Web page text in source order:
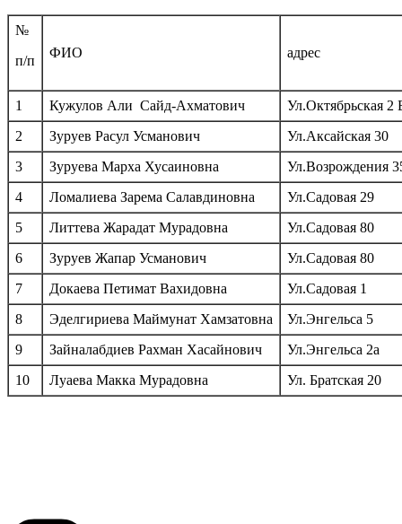
№
п/п
ФИО адрес
1 Кужулов Али Сайд-Ахматович
Ул.Октябрьская 2
2
Зуруев Расул Усманович
Ул.Аксайская 30
3
Зуруева Марха Хусаиновна
Ул.Возрождения
4
Ломалиева Зарема Салавдиновна
Ул.Садовая 29
5
Литтева Жарадат Мурадовна
Ул.Садовая 80
6
Зуруев Жапар Усманович
Ул.Садовая 80
7
Докаева Петимат Вахидовна
Ул.Садовая 1
8
Эделгириева Маймунат Хамзатовна
Ул.Энгельса 5
9
Зайналабдиев Рахман Хасайнович
Ул.Энгельса 2а
10
Луаева Макка Мурадовна Ул. Братская 20